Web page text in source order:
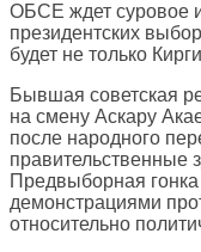
ОБСЕ ждет суровое
президентских
будет не только
Бывшая советская
на смену Аскару
после народного
правительственные
Предвыборная
демонстрациями
относительно